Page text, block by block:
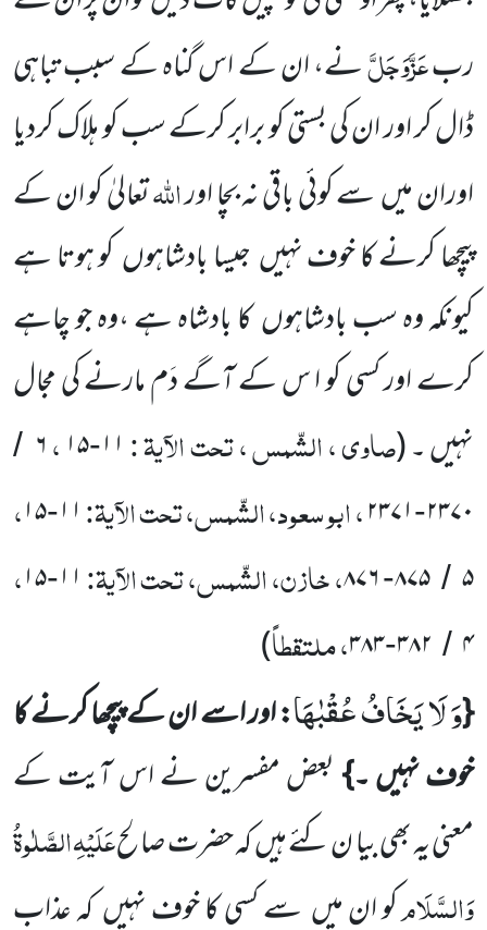
ربعَزَّوَجَلَّنے، ان کے اس گناہ کے سبب تباہی
ڈال کر اور ان کی بستی کو برابر کرکے سب کو ہلاک کردیا
اوران میںسےکوئی باقی نہ بچا اوراللّٰہتعالیٰ کو ان کے
پیچھا کرنے کا خوف نہیںجیسا بادشاہوںکو ہوتا ہے
کیونکہ وہ سب بادشاہوںکا بادشاہہے ،وہ جو چاہے
کرے اور کسی کو ا س کے آگے دَم مارنے کی مجال
نہیں ۔(صاوی ، الشّمس ، تحت الآیۃ : ۱۱-۱۵،۶ /
۲۳۷۰-۲۳۷۱، ابو سعود، الشّمس، تحت الآیۃ:۱۱-۱۵،
۵ / ۸۷۵-۸۷۶، خازن، الشّمس، تحت الآیۃ:۱۱-۱۵،
۴ / ۳۸۲-۳۸۳، ملتقطاً)
{وَ لَا یَخَافُ عُقْبٰهَا: اور اسے ان کے پیچھا کرنے کا
خوف نہیں ۔}بعض مفسرین نے اس آیت کے
معنی یہ بھی بیا ن کئے ہیںکہ حضرت صالحعَلَیْہِالصَّلٰوۃُ
وَالسَّلَامکو ان میں سے کسی کا خوف نہیںکہ عذاب